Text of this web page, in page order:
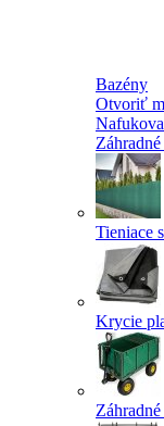
Bazény
Otvoriť
Tieniace
Krycie